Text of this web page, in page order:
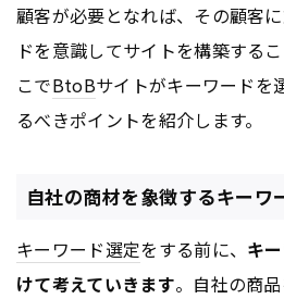
顧客が必要となれば、その顧客
ドを意識してサイトを構築する
こでBtoBサイトがキーワードを
るべきポイントを紹介します。
自社の商材を象徴するキーワ
キーワード選定をする前に、 キ
けて考えていきます。自社の商